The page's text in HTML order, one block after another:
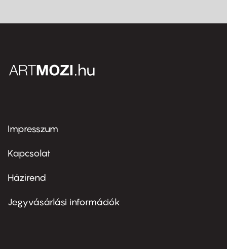
Footer
first
Impresszum
Kapcsolat
Footer
second
Házirend
Jegyvásárlási információk